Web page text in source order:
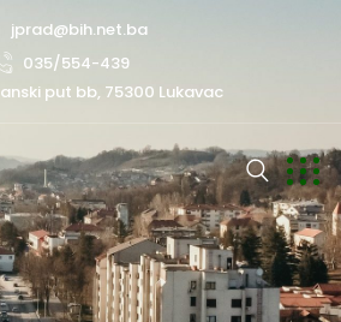
jprad@bih.net.ba
035/554-439
put bb, 75300 Lukavac